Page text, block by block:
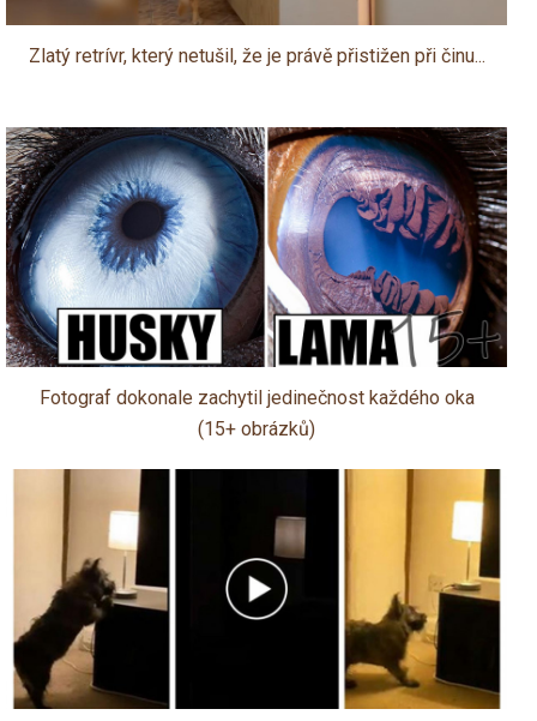
Zlatý retrívr, který netušil, že je právě přistižen při činu...
Fotograf dokonale zachytil jedinečnost každého oka
(15+ obrázků)